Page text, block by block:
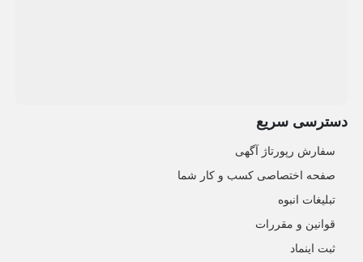
دسترسی سریع
سفارش رپورتاژ آگهی
صفحه اختصاصی کسب و کار شما
تبلیغات انبوه
قوانین و مقررات
ثبت اینماد